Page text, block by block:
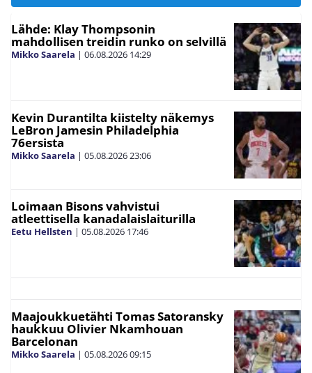
Lähde: Klay Thompsonin
mahdollisen treidin runko on selvillä
Mikko Saarela | 06.08.2026 14:29
Kevin Durantilta kiistelty näkemys
LeBron Jamesin Philadelphia
76ersista
Mikko Saarela | 05.08.202623:06
Loimaan Bisons vahvistui
atleettisella kanadalaislaiturilla
Eetu Hellsten | 05.08.2026 17:46
Maajoukkuetähti Tomas Satoransky
haukkuu Olivier Nkamhouan
Barcelonan
Mikko Saarela | 05.08.202609:15